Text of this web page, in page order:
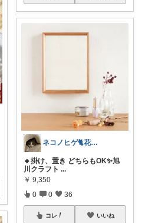
ネコノヒゲ🐈花好きオタクの庭🪴
🔸掛け、置き どちらもOK✨旭
川クラフト ...
￥ 9,350
0 0 36
コレ いいね